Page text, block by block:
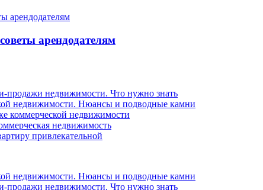
арендодателям
продажи недвижимости. Что нужно знать
недвижимости. Нюансы и подводные камни
коммерческой недвижимости
недвижимость
привлекательной
недвижимости. Нюансы и подводные камни
продажи недвижимости. Что нужно знать